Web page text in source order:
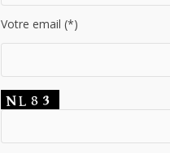
Votre email (*)